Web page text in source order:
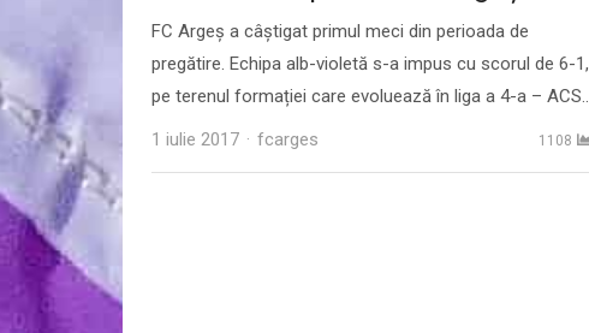
FC Argeș a câștigat primul meci din perioada de
pregătire. Echipa alb-violetă s-a impus cu scorul de 6-1,
pe terenul formației care evoluează în liga a 4-a – ACS…
1 iulie 2017
Author
fcarges 1108